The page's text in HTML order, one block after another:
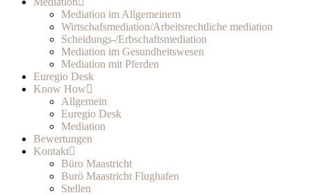
Mediation im Allgemeinem
Wirtschafsmediation/Arbeitsrechtliche mediation
Scheidungs-/Erbschaftsmediation
Mediation im Gesundheitswesen
Mediation mit Pferden
Euregio Desk
Know How
Allgemein
Euregio Desk
Mediation
Bewertungen
Kontakt
Büro Maastricht
Burö Maastricht Flughafen
Stellen